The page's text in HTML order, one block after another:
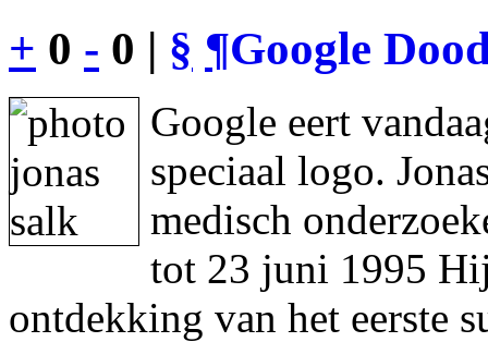
+ 0 - 0 | § ¶Google
Google eert
speciaal logo.
medisch
tot 23 juni 1995
ontdekking van het eerste